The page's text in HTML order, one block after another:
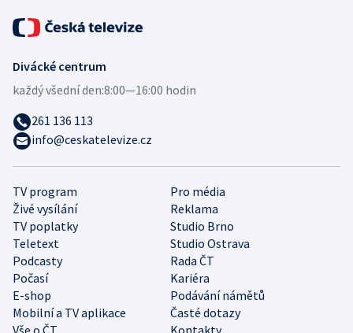
TV program
Pro média
Živé vysílání
Reklama
TV poplatky
Studio Brno
Teletext
Studio Ostrava
Podcasty
Rada ČT
Počasí
Kariéra
E-shop
Podávání námětů
Mobilní a TV aplikace
Časté dotazy
Divácké centrum
každý všední den:8:00—16:00 hodin
261 136 113
info@ceskatelevize.cz